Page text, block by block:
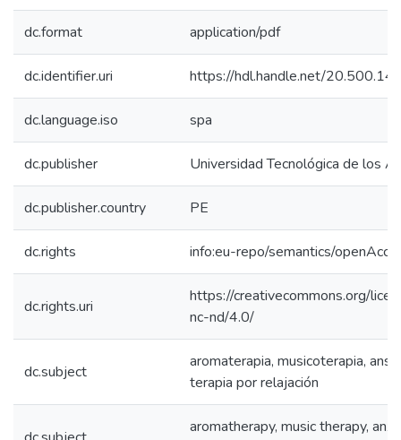
dc.format application/pdf
dc.identifier.uri https://hdl.handle.net/
dc.language.iso spa
dc.publisher Universidad Tecnológica de los
dc.publisher.country PE
dc.rights info:eu-repo/semantics/
dc.rights.uri
https://creativecommons.org/
nc-nd/4.0/
dc.subject
aromaterapia, musicoterapia,
terapia por relajación
aromatherapy, music therapy,